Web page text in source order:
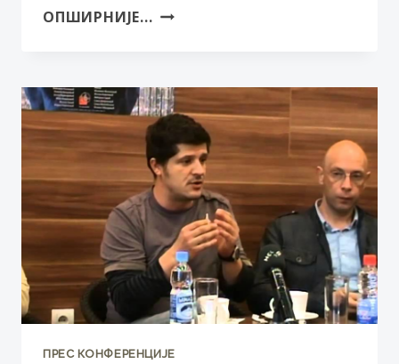
ОПШИРНИЈЕ... НЕБЕСКИ
ПРЕС КОНФЕРЕНЦИЈЕ